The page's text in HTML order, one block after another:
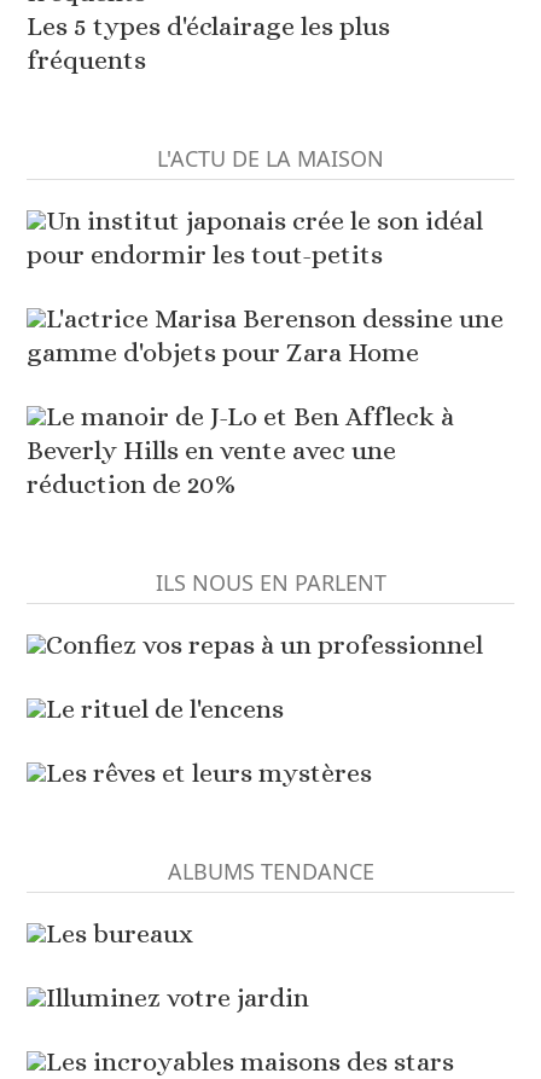
Les 5 types d'éclairage les plus
fréquents
L'ACTU DE LA MAISON
Un institut japonais crée le son idéal
pour endormir les tout-petits
L'actrice Marisa Berenson dessine une
gamme d'objets pour Zara Home
Le manoir de J-Lo et Ben Affleck à
Beverly Hills en vente avec une
réduction de 20%
ILS NOUS EN PARLENT
Confiez vos repas à un professionnel
Le rituel de l'encens
Les rêves et leurs mystères
ALBUMS TENDANCE
Les bureaux
Illuminez votre jardin
Les incroyables maisons des stars